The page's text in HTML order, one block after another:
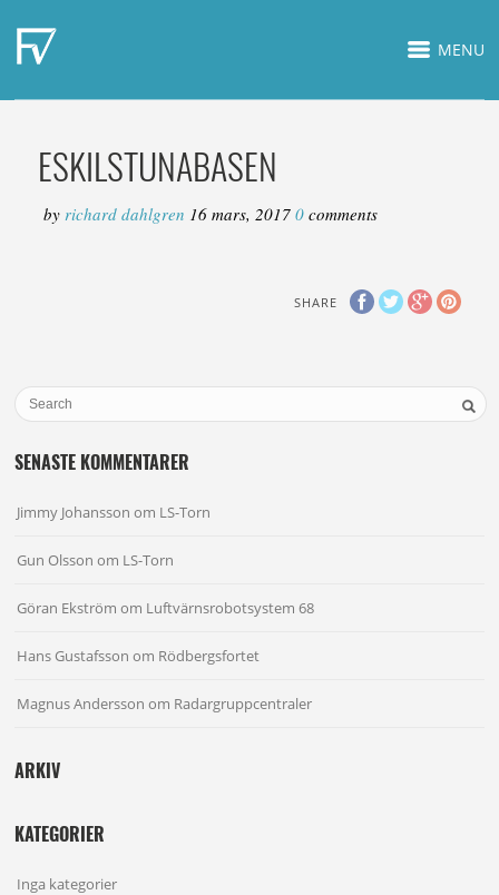
MENU
ESKILSTUNABASEN
byrichard dahlgren 16 mars, 2017 0comments
SHARE
SENASTE KOMMENTARER
Jimmy Johansson om LS-Torn
Gun Olsson om LS-Torn
Göran Ekström om Luftvärnsrobotsystem 68
Hans Gustafsson om Rödbergsfortet
Magnus Andersson om Radargruppcentraler
ARKIV
KATEGORIER
Inga kategorier